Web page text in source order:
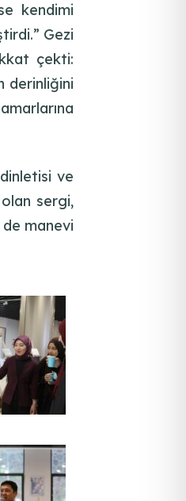
kendimi
Gezi
çekti:
derinliğini
ve
sergi,
manevi